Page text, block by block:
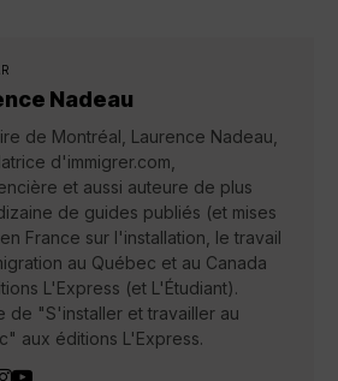
Nadeau
de Montréal, Laurence Nadeau,
d'immigrer.com,
et aussi auteure de plus
de guides publiés (et mises
France sur l'installation, le travail
au Québec et au Canada
L'Express (et L'Étudiant).
de "S'installer et travailler au
aux éditions L'Express.